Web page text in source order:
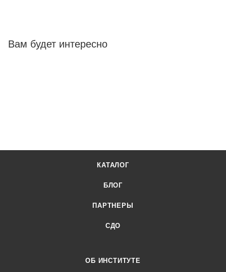
Вам будет интересно
КАТАЛОГ
БЛОГ
ПАРТНЕРЫ
СДО
ОБ ИНСТИТУТЕ